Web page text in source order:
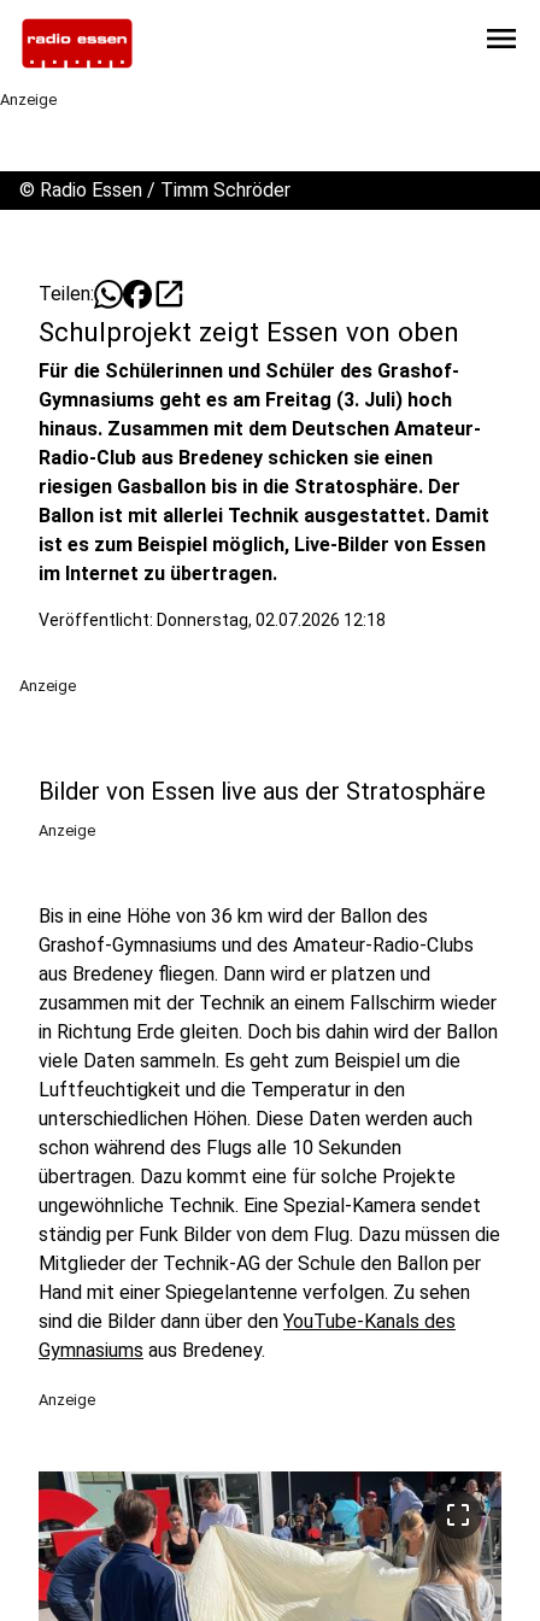
menu
Anzeige
© Radio Essen / Timm Schröder
Teilen: open_in_new
Schulprojekt zeigt Essen von oben
Für die Schülerinnen und Schüler des Grashof-
Gymnasiums geht es am Freitag (3. Juli) hoch
hinaus. Zusammen mit dem Deutschen Amateur-
Radio-Club aus Bredeney schicken sie einen
riesigen Gasballon bis in die Stratosphäre. Der
Ballon ist mit allerlei Technik ausgestattet. Damit
ist es zum Beispiel möglich, Live-Bilder von Essen
im Internet zu übertragen.
Veröffentlicht: Donnerstag, 02.07.2026 12:18
Anzeige
Bilder von Essen live aus der Stratosphäre
Anzeige
Bis in eine Höhe von 36 km wird der Ballon des
Grashof-Gymnasiums und des Amateur-Radio-Clubs
aus Bredeney fliegen. Dann wird er platzen und
zusammen mit der Technik an einem Fallschirm wieder
in Richtung Erde gleiten. Doch bis dahin wird der Ballon
viele Daten sammeln. Es geht zum Beispiel um die
Luftfeuchtigkeit und die Temperatur in den
unterschiedlichen Höhen. Diese Daten werden auch
schon während des Flugs alle 10 Sekunden
übertragen. Dazu kommt eine für solche Projekte
ungewöhnliche Technik. Eine Spezial-Kamera sendet
ständig per Funk Bilder von dem Flug. Dazu müssen die
Mitglieder der Technik-AG der Schule den Ballon per
Hand mit einer Spiegelantenne verfolgen. Zu sehen
sind die Bilder dann über den YouTube-Kanals des
Gymnasiums aus Bredeney.
Anzeige
crop_free